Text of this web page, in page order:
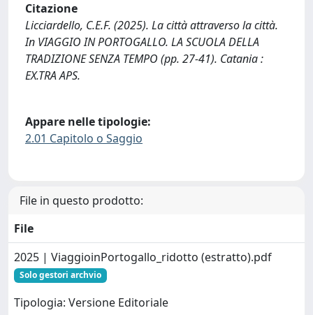
Citazione
Licciardello, C.E.F. (2025). La città attraverso la città.
In VIAGGIO IN PORTOGALLO. LA SCUOLA DELLA
TRADIZIONE SENZA TEMPO (pp. 27-41). Catania :
EX.TRA APS.
Appare nelle tipologie:
2.01 Capitolo o Saggio
File in questo prodotto:
File
2025 | ViaggioinPortogallo_ridotto (estratto).pdf
Solo gestori archvio
Tipologia: Versione Editoriale